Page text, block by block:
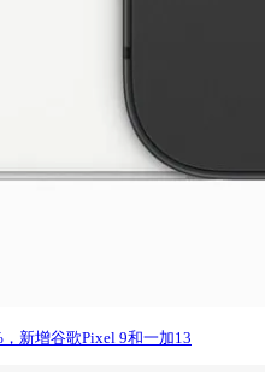
新增谷歌Pixel 9和一加13